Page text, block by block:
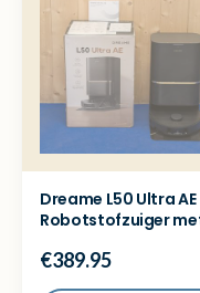
Dreame L50 Ultra AE
Robotstofzuiger
€389.95